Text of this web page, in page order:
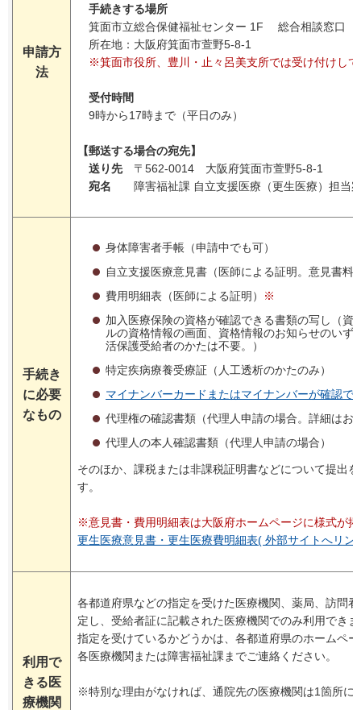
申請方
法
手続きする場所
箕面市立総合保健福祉センター 1F 総合相談窓口
所在地：大阪府箕面市萱野5-8-1
※箕面市役所、豊川・止々呂美支所では受け付けし
受付時間
9時から17時まで（平日のみ）
【郵送する場合の宛先】
送り先〒562-0014 大阪府箕面市萱野5-8-1
宛名
障害福祉課 自立支援医療（更生医療）担当
手続き
に必要
なもの
身体障害者手帳（申請中でも可）
自立支援医療意見書（医師による証明。意見書料
費用明細表（医師による証明）
※
加入医療保険の資格が確認できる書類の写し（資
ルの資格情報の画面、資格情報のお知らせのいず
活保護受給者のかたは不要。）
特定疾病療養受療証（人工透析のかたのみ）
マイナンバーカードまたはマイナンバーが確認で
代理権の確認書類（代理人申請の場合。詳細はお
代理人の本人確認書類（代理人申請の場合）
そのほか、課税または非課税証明書などについて提出
す。
※意見書・費用明細表は大阪府ホームページに様式が
更生医療意見書・更生医療費明細表( 外部サイトへリン
利用で
きる医
療機関
各都道府県などの指定を受けた医療機関、薬局、訪問
定し、受給者証に記載された医療機関でのみ利用でき
指定を受けているかどうかは、各都道府県のホームペ
各医療機関または障害福祉課までご連絡ください。
※特別な理由がなければ、通院先の医療機関は1箇所に